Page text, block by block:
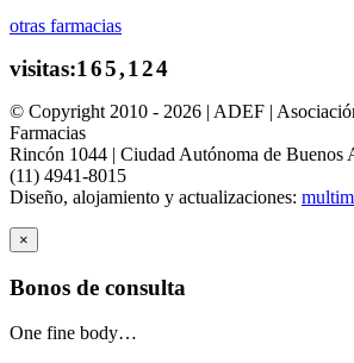
otras farmacias
© Copyright 2010 - 2026 | ADEF |
Farmacias
Rincón 1044 | Ciudad Autónoma de Buenos
(11) 4941-8015
Diseño, alojamiento y actualizaciones:
×
Bonos de consulta
One fine body…